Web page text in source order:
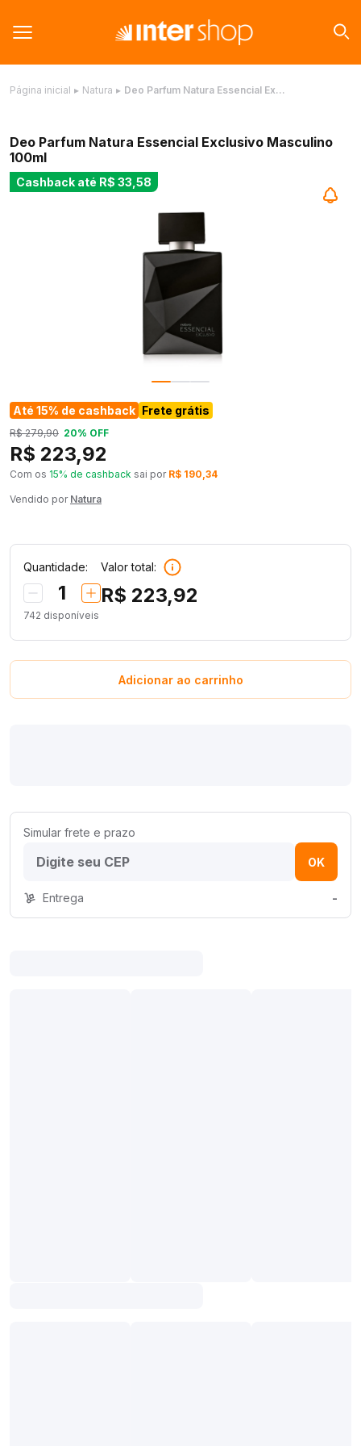
Página inicial ▸ Natura ▸ Deo Parfum Natura Essencial Ex…
Deo Parfum Natura Essencial Exclusivo Masculino
100ml
Cashback até R$ 33,58
Até 15% de cashback Frete grátis
R$ 279,90 20% OFF
R$ 223,92
Com os 15% de cashback sai por R$ 190,34
Vendido por Natura
Quantidade:
1
742 disponíveis
Valor total:
R$ 223,92
Adicionar ao carrinho
Simular frete e prazo
OK
Entrega -